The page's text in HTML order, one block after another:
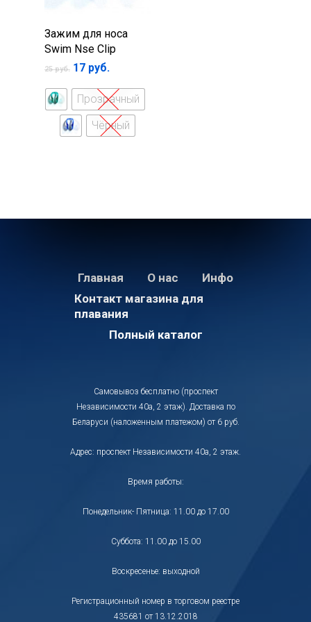
параметры
Зажим для носа
Swim Nse Clip
25руб. 17 руб.
Прозрачный
Чёрный
Главная О нас
Инфо
Контакт магазина для
плавания
Полный каталог
Самовывоз бесплатно (проспект
Независимости 40а, 2 этаж). Доставка по
Беларуси (наложенным платежом) от 6 руб.
Адрес: проспект Независимости 40а, 2 этаж.
Время работы:
Понедельник- Пятница: 11.00 до 17.00
Суббота: 11.00 до 15.00
Воскресенье: выходной
Регистрационный номер в торговом реестре
435681 от 13.12.2018